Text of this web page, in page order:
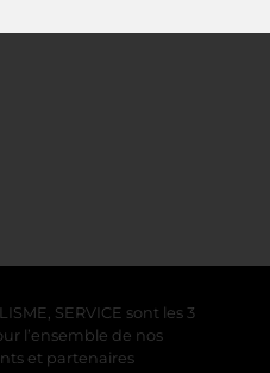
SERVICE sont les 3
l’ensemble de nos
et partenaires